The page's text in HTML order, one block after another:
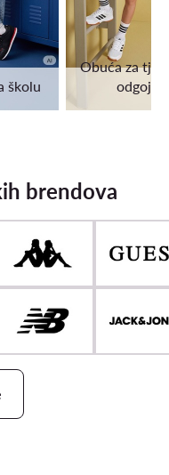
školu
Obuća za
odgoj
brendova